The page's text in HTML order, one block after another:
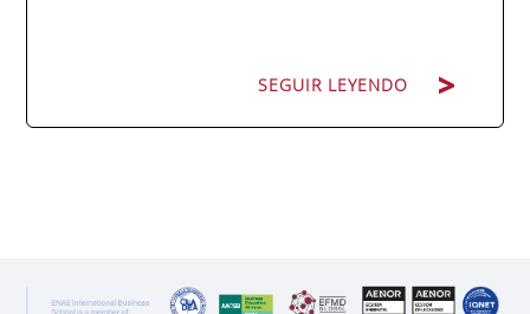
SEGUIR LEYENDO
a Crecer". El programa está dirigido a